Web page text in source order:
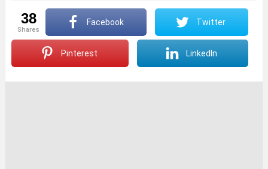
38
shares
Facebook Twitter
Pinterest LinkedIn